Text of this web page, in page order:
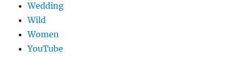
Wedding
Wild
Women
YouTube